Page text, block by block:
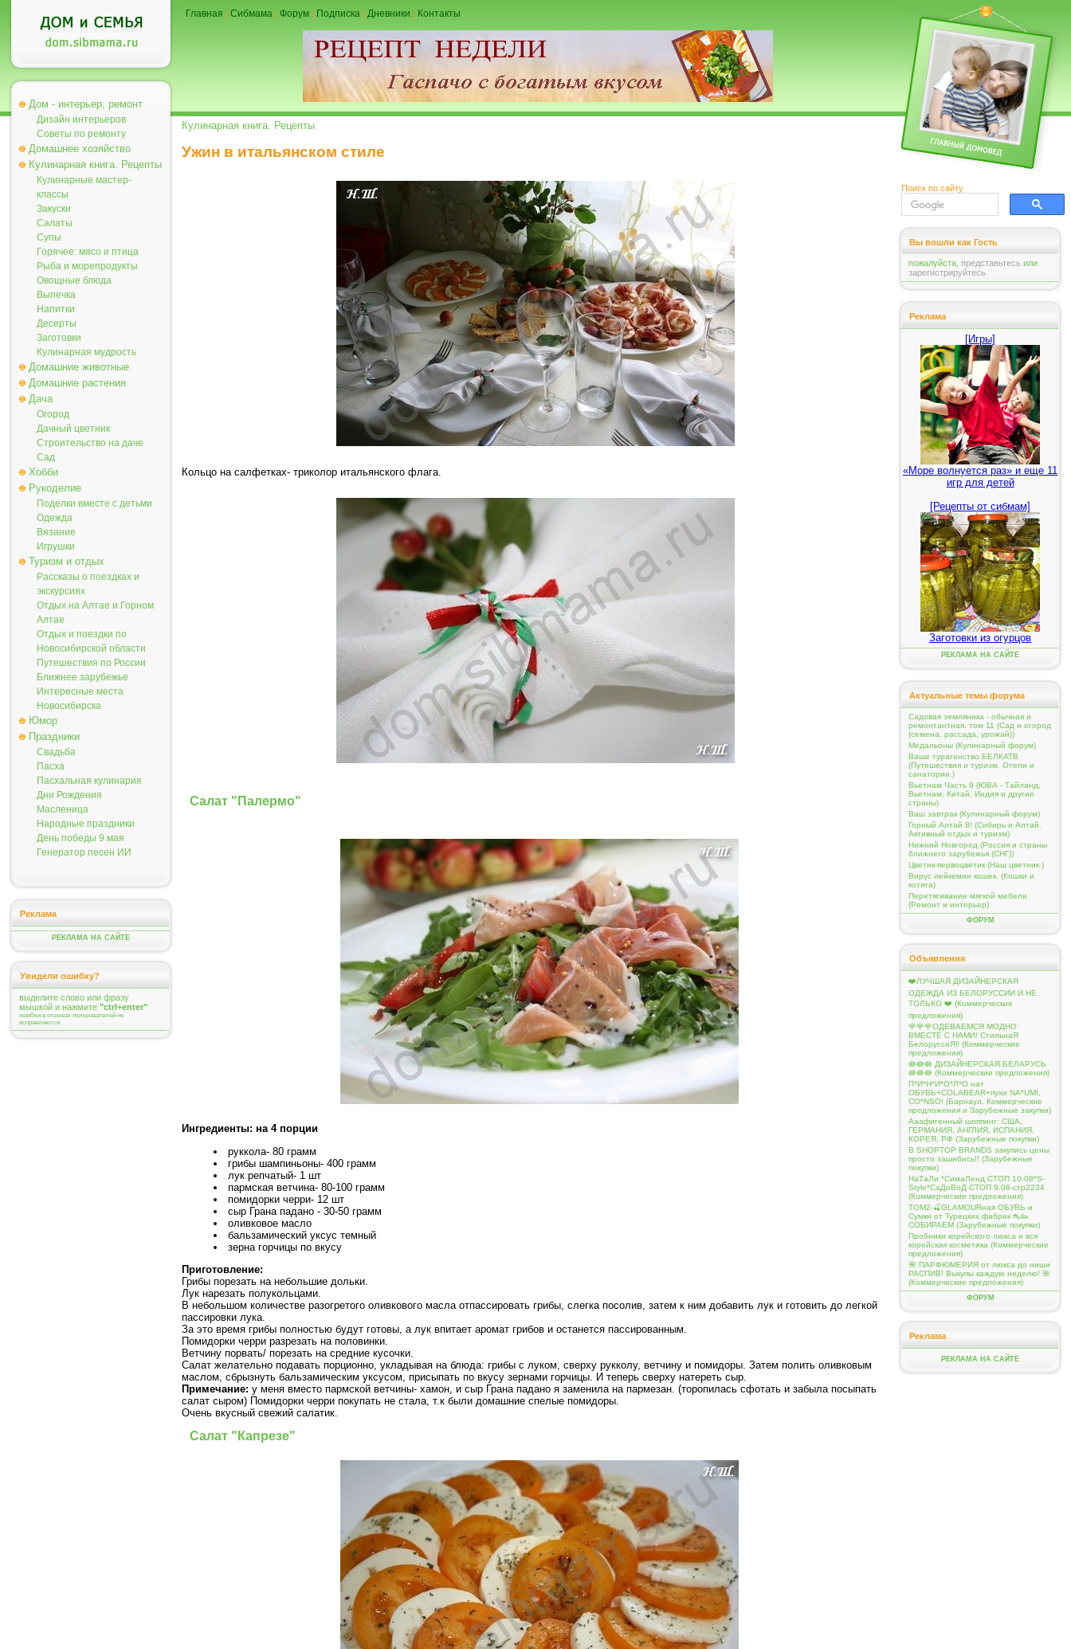
Дом - интерьер, ремонт
Дизайн интерьеров
Советы по ремонту
Домашнее хозяйство
Кулинарная книга. Рецепты
Кулинарные мастер-
классы
Закуски
Салаты
Супы
Горячее: мясо и птица
Рыба и морепродукты
Овощные блюда
Выпечка
Напитки
Десерты
Заготовки
Кулинарная мудрость
Домашние животные
Домашние растения
Дача
Огород
Дачный цветник
Строительство на даче
Сад
Хобби
Рукоделие
Поделки вместе с детьми
Одежда
Вязание
Игрушки
Туризм и отдых
Рассказы о поездках и
экскурсиях
Отдых на Алтае и Горном
Алтае
Отдых и поездки по
Новосибирской области
Путешествия по России
Ближнее зарубежье
Интересные места
Новосибирска
Юмор
Праздники
Свадьба
Пасха
Пасхальная кулинария
Дни Рождения
Масленица
Народные праздники
День победы 9 мая
Генератор песен ИИ
Реклама
РЕКЛАМА НА САЙТЕ
Увидели ошибку?
выделите слово или фразу
мышкой и нажмите "ctrl+enter"
ошибки в отзывах пользователей не
исправляются
Главная Сибмама Форум Подписка Дневники Контакты
Кулинарная книга. Рецепты
Ужин в итальянском стиле
Кольцо на салфетках- триколор итальянского флага.
Салат "Палермо"
Ингредиенты: на 4 порции
руккола- 80 грамм
грибы шампиньоны- 400 грамм
лук репчатый- 1 шт
пармская ветчина- 80-100 грамм
помидорки черри- 12 шт
сыр Грана падано - 30-50 грамм
оливковое масло
бальзамический уксус темный
зерна горчицы по вкусу
Приготовление:
Грибы порезать на небольшие дольки.
Лук нарезать полукольцами.
В небольшом количестве разогретого оливкового масла отпассировать грибы, слегка посолив, затем к ним добавить лук и готовить до легкой
пассировки лука.
За это время грибы полностью будут готовы, а лук впитает аромат грибов и останется пассированным.
Помидорки черри разрезать на половинки.
Ветчину порвать/ порезать на средние кусочки.
Салат желательно подавать порционно, укладывая на блюда: грибы с луком, сверху рукколу, ветчину и помидоры. Затем полить оливковым
маслом, сбрызнуть бальзамическим уксусом, присыпать по вкусу зернами горчицы. И теперь сверху натереть сыр.
Примечание: у меня вместо пармской ветчины- хамон, и сыр Грана падано я заменила на пармезан. (торопилась сфотать и забыла посыпать
салат сыром) Помидорки черри покупать не стала, т.к были домашние спелые помидоры.
Очень вкусный свежий салатик.
Салат "Капрезе"
Поиск по сайту
Вы вошли как Гость
пожалуйста, представьтесь или
зарегистрируйтесь
Реклама
[Игры]
«Море волнуется раз» и еще 11
игр для детей
[Рецепты от сибмам]
Заготовки из огурцов
РЕКЛАМА НА САЙТЕ
Актуальные темы форума
Садовая земляника - обычная и
ремонтантная. том 11 (Сад и огород
(семена, рассада, урожай))
Медальоны (Кулинарный форум)
Ваше турагенство БЕЛКАТВ
(Путешествия и туризм. Отели и
санатории.)
Вьетнам Часть 9 (ЮВА - Тайланд,
Вьетнам, Китай, Индия и другие
страны)
Ваш завтрак (Кулинарный форум)
Горный Алтай 8! (Сибирь и Алтай.
Активный отдых и туризм)
Нижний Новгород (Россия и страны
ближнего зарубежья (СНГ))
Цветик-первоцветик (Наш цветник )
Вирус лейкемии кошек. (Кошки и
котята)
Перетягивание мягкой мебели
(Ремонт и интерьер)
ФОРУМ
Объявления
❤️ЛУЧШАЯ ДИЗАЙНЕРСКАЯ
ОДЕЖДА ИЗ БЕЛОРУССИИ И НЕ
ТОЛЬКО ❤️ (Коммерческие
предложения)
🌹🌹🌹ОДЕВАЕМСЯ МОДНО
ВМЕСТЕ С НАМИ! СтильнаЯ
БелоруссиЯ‼ (Коммерческие
предложения)
🪷🪷🪷 ДИЗАЙНЕРСКАЯ БЕЛАРУСЬ
🪷🪷🪷 (Коммерческие предложения)
П*И*Н*И*О*Л*О нат
ОБУВЬ+COLABEAR+пухи NA*UMI,
CO*NSO! (Барнаул. Коммерческие
предложения и Зарубежные закупки)
Ааафигенный шоппинг: США,
ГЕРМАНИЯ, АНГЛИЯ, ИСПАНИЯ,
КОРЕЯ, РФ (Зарубежные покупки)
В SHOPTOP BRANDS закупись цены
просто зашибись!! (Зарубежные
покупки)
НаТаЛи *СимаЛенд СТОП 10.08*S-
Style*СаДоВоД СТОП 9.08-стр2234
(Коммерческие предложения)
ТОМ2-🍒GLAMOURная ОБУВЬ и
Сумки от Турецких фабрик 👠👟
СОБИРАЕМ (Зарубежные покупки)
Пробники корейского люкса и вся
корейская косметика (Коммерческие
предложения)
🌺 ПАРФЮМЕРИЯ от люкса до ниши
РАСПИВ! Выкупы каждую неделю! 🌺
(Коммерческие предложения)
ФОРУМ
Реклама
РЕКЛАМА НА САЙТЕ